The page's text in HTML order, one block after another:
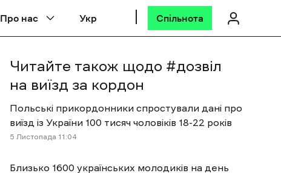
Про нас Укр Спільнота
Читайте також щодо #дозвіл
на виїзд за кордон
Польські прикордонники спростували дані про
виїзд із України 100 тисяч чоловіків 18-22 років
5 Листопада 11:04
Близько 1600 українських молодиків на день